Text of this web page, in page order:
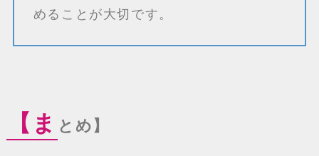
めることが大切です。
【ま とめ】